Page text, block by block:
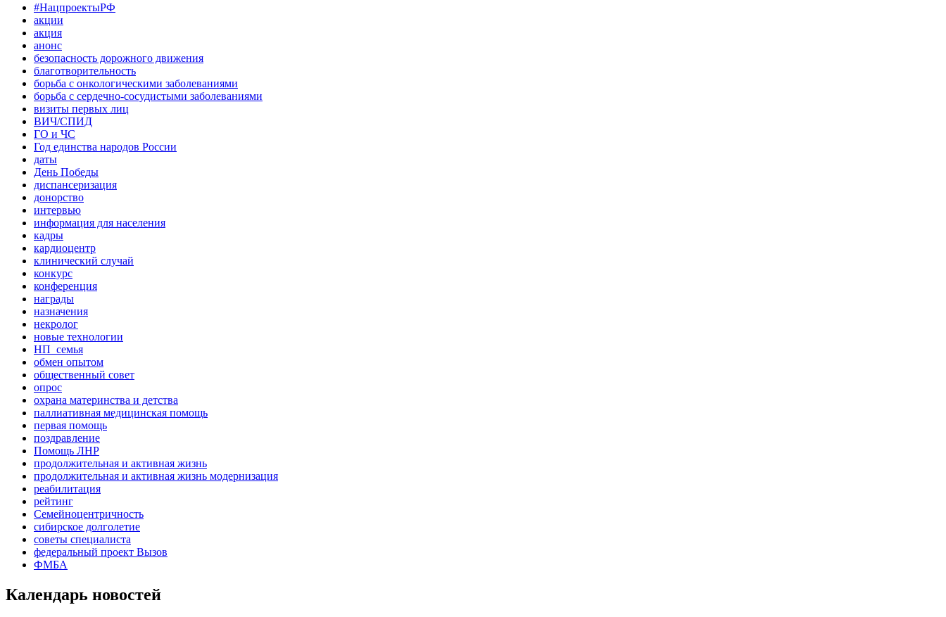
#НацпроектыРФ
акции
акция
анонс
безопасность дорожного движения
благотворительность
борьба с онкологическими заболеваниями
борьба с сердечно-сосудистыми заболеваниями
визиты первых лиц
ВИЧ/СПИД
ГО и ЧС
Год единства народов России
даты
День Победы
диспансеризация
донорство
интервью
информация для населения
кадры
кардиоцентр
клинический случай
конкурс
конференция
награды
назначения
некролог
новые технологии
НП_семья
обмен опытом
общественный совет
опрос
охрана материнства и детства
паллиативная медицинская помощь
первая помощь
поздравление
Помощь ЛНР
продолжительная и активная жизнь
продолжительная и активная жизнь модернизация
реабилитация
рейтинг
Семейноцентричность
сибирское долголетие
советы специалиста
федеральный проект Вызов
ФМБА
Календарь новостей